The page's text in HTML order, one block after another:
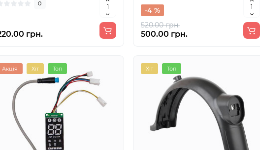
0
грн.
520.00 грн.
-4 %
500.00 грн.
Акція Хіт Топ Хіт Топ